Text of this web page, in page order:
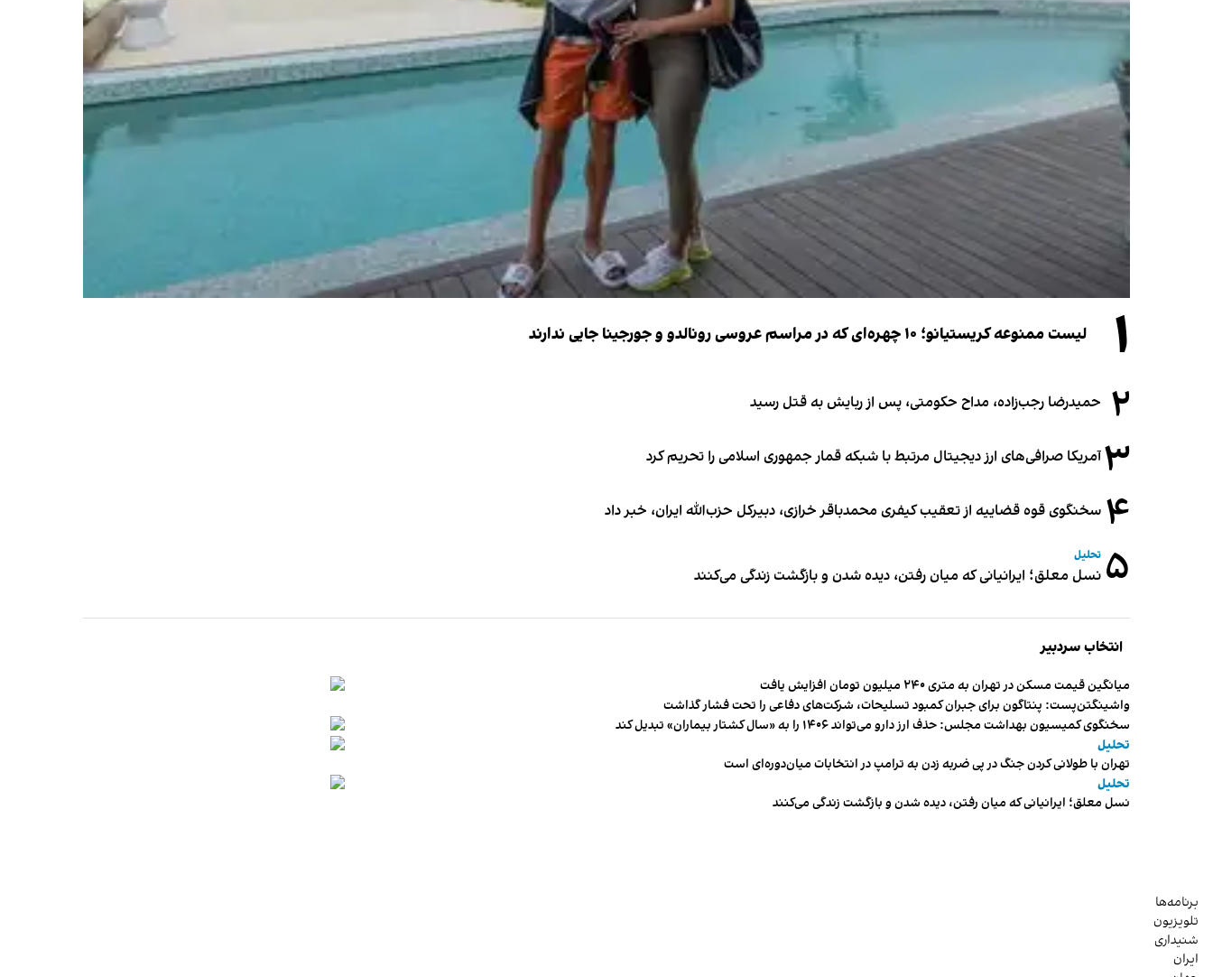
۱ لیست ممنوعه کریستیانو؛ ۱۰ چهره‌ای که در مراسم عروسی رونالدو و جورجینا جایی ندارند
۲ حمیدرضا رجب‌زاده، مداح حکومتی، پس از ربایش به قتل رسید
۳آمریکا صرافی‌های ارز دیجیتال مرتبط با شبکه قمار جمهوری اسلامی را تحریم کرد
۴ سخنگوی قوه قضاییه از تعقیب کیفری محمدباقر خرازی، دبیر‌کل حزب‌الله ایران، خبر داد
۵ تحلیل
نسل معلق؛ ایرانیانی که میان رفتن، دیده شدن و بازگشت زندگی می‌کنند
انتخاب سردبیر
میانگین قیمت مسکن در تهران به متری ۲۴۰ میلیون تومان افزایش یافت
واشینگتن‌پست: پنتاگون برای جبران کمبود تسلیحات، شرکت‌های دفاعی را تحت فشار گذاشت
سخنگوی کمیسیون بهداشت مجلس: حذف ارز دارو می‌تواند ۱۴۰۶ را به «سال کشتار بیماران» تبدیل کند
تحلیل
تهران با طولانی کردن جنگ در پی ضربه زدن به ترامپ در انتخابات میان‌دوره‌ای است
تحلیل
نسل معلق؛ ایرانیانی که میان رفتن، دیده شدن و بازگشت زندگی می‌کنند
برنامه‌ها
تلویزیون
شنیداری
ایران